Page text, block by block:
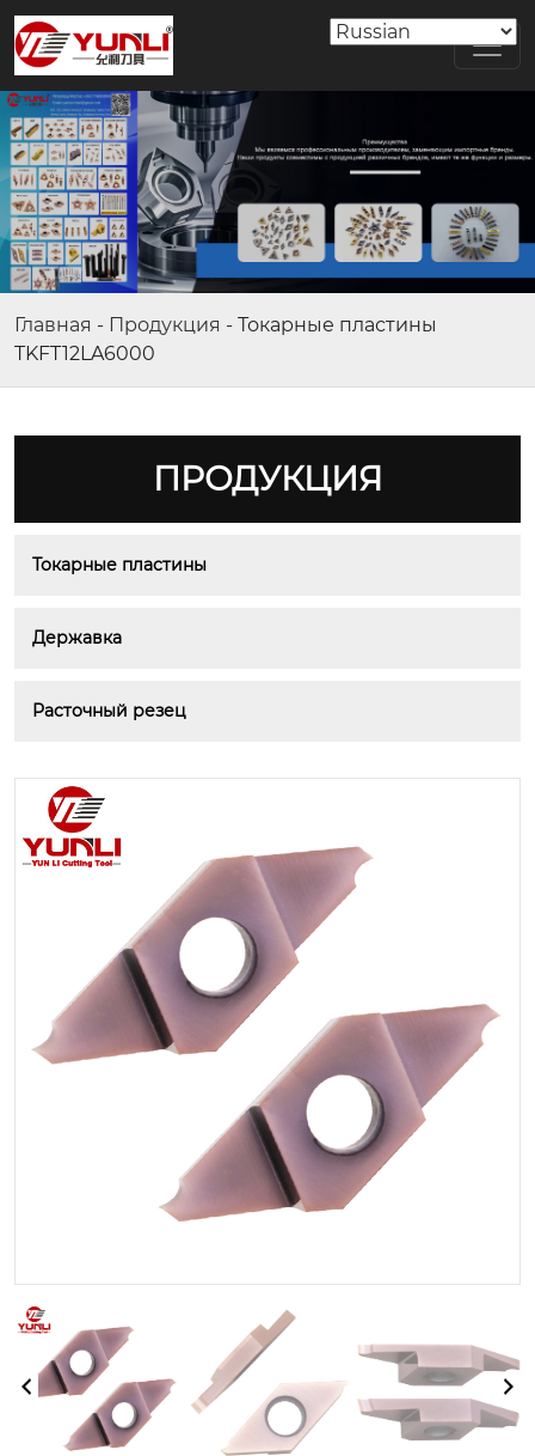
Главная - Продукция - Токарные пластины
TKFT12LA6000
ПРОДУКЦИЯ
Токарные пластины
Державка
Расточный резец